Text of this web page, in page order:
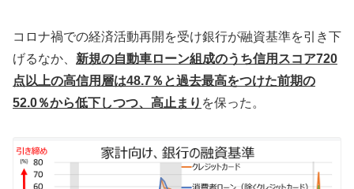
コロナ禍での経済活動再開を受け銀行が融資基準を引き下
げるなか、 新規の自動車ローン組成のうち信用スコア720
点以上の高信用層は48.7％と過去最高をつけた前期の
52.0％から低下しつつ、高止まり を保った。